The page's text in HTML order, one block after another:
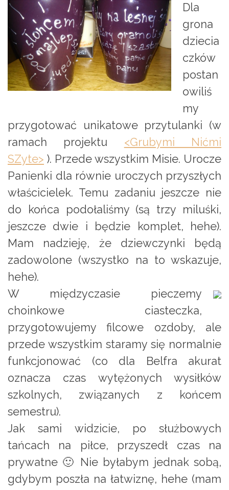
Dla
grona
dziecia
czków
postan
owiliś
my
przygotować unikatowe przytulanki (w
ramach projektu <Grubymi Nićmi
SZyte> ). Przede wszystkim Misie. Urocze
Panienki dla równie uroczych przyszłych
właścicielek. Temu zadaniu jeszcze nie
do końca podołaliśmy (są trzy miluśki,
jeszcze dwie i będzie komplet, hehe).
Mam nadzieję, że dziewczynki będą
zadowolone (wszystko na to wskazuje,
hehe).
W międzyczasie pieczemy
choinkowe ciasteczka,
przygotowujemy filcowe ozdoby, ale
przede wszystkim staramy się normalnie
funkcjonować (co dla Belfra akurat
oznacza czas wytężonych wysiłków
szkolnych, związanych z końcem
semestru).
Jak sami widzicie, po służbowych
tańcach na piłce, przyszedł czas na
prywatne 🙂 Nie byłabym jednak sobą,
gdybym poszła na łatwiznę, hehe (mam